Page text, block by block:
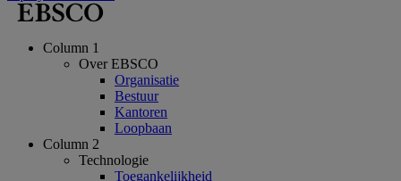
Column 1
Over EBSCO
Organisatie
Bestuur
Kantoren
Loopbaan
Column 2
Technologie
Toegankelijkheid